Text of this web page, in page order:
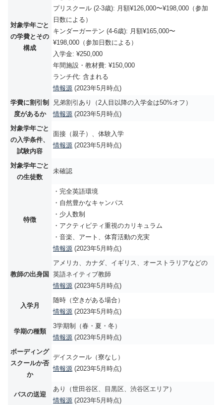
対象学年ごと
の学費とその
構成
プリスクール (2-3歳): 月額¥126,000〜¥198,000（参加
日数による）
キンダーガーテン (4-6歳): 月額¥165,000〜
¥198,000（参加日数による）
入学金: ¥250,000
年間施設・教材費: ¥150,000
ランチ代: 含まれる
情報源 (2023年5月時点)
学費に割引制
度があるか
兄弟割引あり（2人目以降の入学金は50%オフ）
情報源 (2023年5月時点)
対象学年ごと
の入学条件、
試験内容
面接（親子）、体験入学
情報源 (2023年5月時点)
対象学年ごと
の生徒数
未確認
特徴
・完全英語環境
・自然豊かなキャンパス
・少人数制
・アクティビティ重視のカリキュラム
・音楽、アート、体育活動の充実
情報源 (2023年5月時点)
教師の出身国
アメリカ、カナダ、イギリス、オーストラリアなどの
英語ネイティブ教師
情報源 (2023年5月時点)
入学月
随時（空きがある場合）
情報源 (2023年5月時点)
学期の種類
3学期制（春・夏・冬）
情報源 (2023年5月時点)
ボーディング
スクールか否
か
デイスクール（寮なし）
情報源 (2023年5月時点)
バスの送迎
あり（世田谷区、目黒区、渋谷区エリア）
情報源 (2023年5月時点)